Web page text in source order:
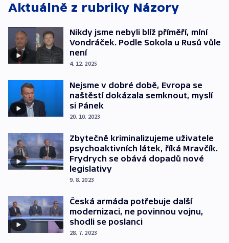
Aktuálně z rubriky Názory
Nikdy jsme nebyli blíž příměří, míní
Vondráček. Podle Sokola u Rusů vůle
není
4. 12. 2025
Nejsme v dobré době, Evropa se
naštěstí dokázala semknout, myslí
si Pánek
20. 10. 2023
Zbytečně kriminalizujeme uživatele
psychoaktivních látek, říká Mravčík.
Frydrych se obává dopadů nové
legislativy
9. 8. 2023
Česká armáda potřebuje další
modernizaci, ne povinnou vojnu,
shodli se poslanci
28. 7. 2023